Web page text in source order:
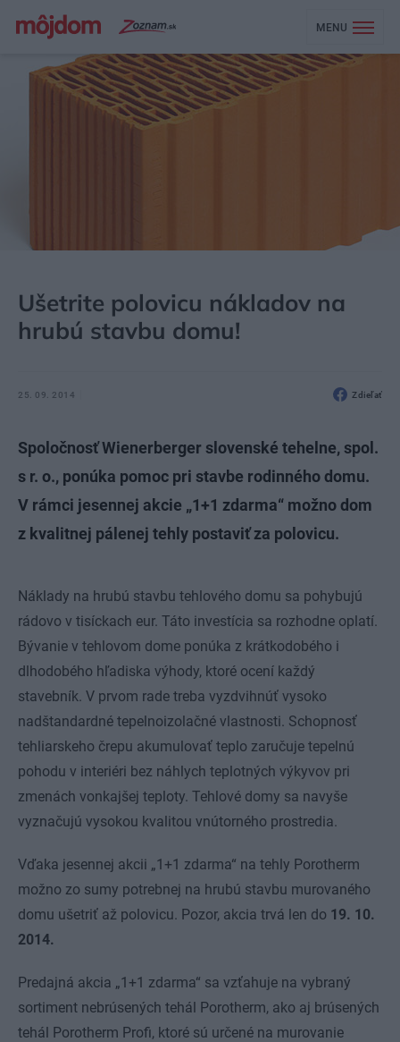
MENU
Ušetrite polovicu nákladov na
hrubú stavbu domu!
25. 09. 2014 Zdieľať
Spoločnosť Wienerberger slovenské tehelne, spol.
s r. o., ponúka pomoc pri stavbe rodinného domu.
V rámci jesennej akcie „1+1 zdarma“ možno dom
z kvalitnej pálenej tehly postaviť za polovicu.
Náklady na hrubú stavbu tehlového domu sa pohybujú
rádovo v tisíckach eur. Táto investícia sa rozhodne oplatí.
Bývanie v tehlovom dome ponúka z krátkodobého i
dlhodobého hľadiska výhody, ktoré ocení každý
stavebník. V prvom rade treba vyzdvihnúť vysoko
nadštandardné tepelnoizolačné vlastnosti. Schopnosť
tehliarskeho črepu akumulovať teplo zaručuje tepelnú
pohodu v interiéri bez náhlych teplotných výkyvov pri
zmenách vonkajšej teploty. Tehlové domy sa navyše
vyznačujú vysokou kvalitou vnútorného prostredia.
Vďaka jesennej akcii „1+1 zdarma“ na tehly Porotherm
možno zo sumy potrebnej na hrubú stavbu murovaného
domu ušetriť až polovicu. Pozor, akcia trvá len do 19. 10.
2014.
Predajná akcia „1+1 zdarma“ sa vzťahuje na vybraný
sortiment nebrúsených tehál Porotherm, ako aj brúsených
tehál Porotherm Profi, ktoré sú určené na murovanie